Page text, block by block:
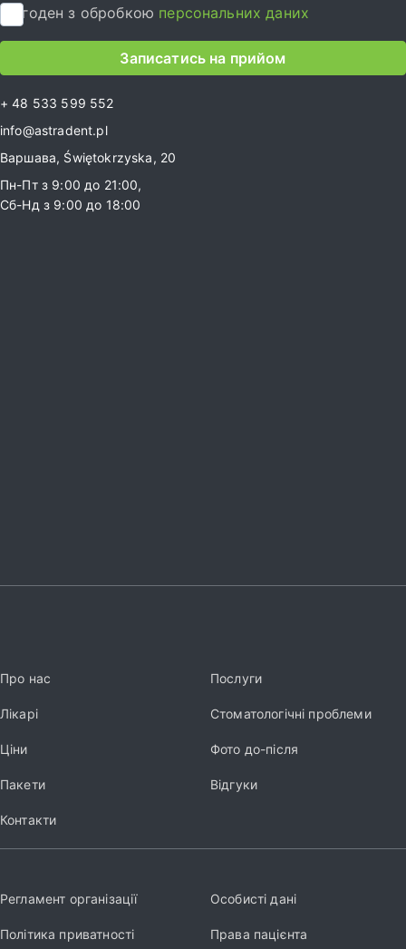
Я згоден з обробкою персональних даних
Записатись на прийом
+ 48 533 599 552
info@astradent.pl
Варшава, Świętokrzyska, 20
Пн-Пт з 9:00 до 21:00,
Сб-Нд з 9:00 до 18:00
Про нас Послуги
Лікарі Стоматологічні проблеми
Ціни Фото до-після
Пакети Відгуки
Контакти
Регламент організації Особисті дані
Політика приватності Права пацієнта